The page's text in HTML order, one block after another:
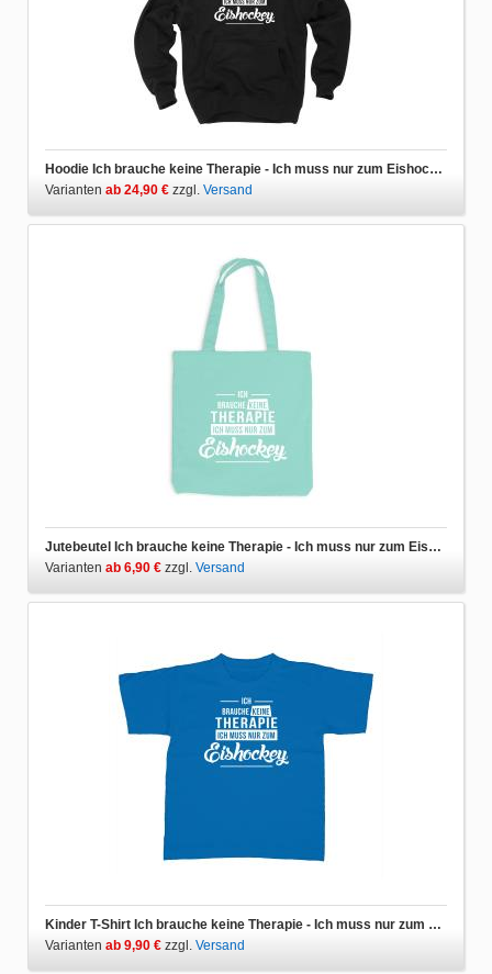
Hoodie Ich brauche keine Therapie - Ich muss nur zum Eishockey
Varianten ab 24,90 € zzgl. Versand
Jutebeutel Ich brauche keine Therapie - Ich muss nur zum Eishockey
Varianten ab 6,90 € zzgl. Versand
Kinder T-Shirt Ich brauche keine Therapie - Ich muss nur zum Eishockey
Varianten ab 9,90 € zzgl. Versand